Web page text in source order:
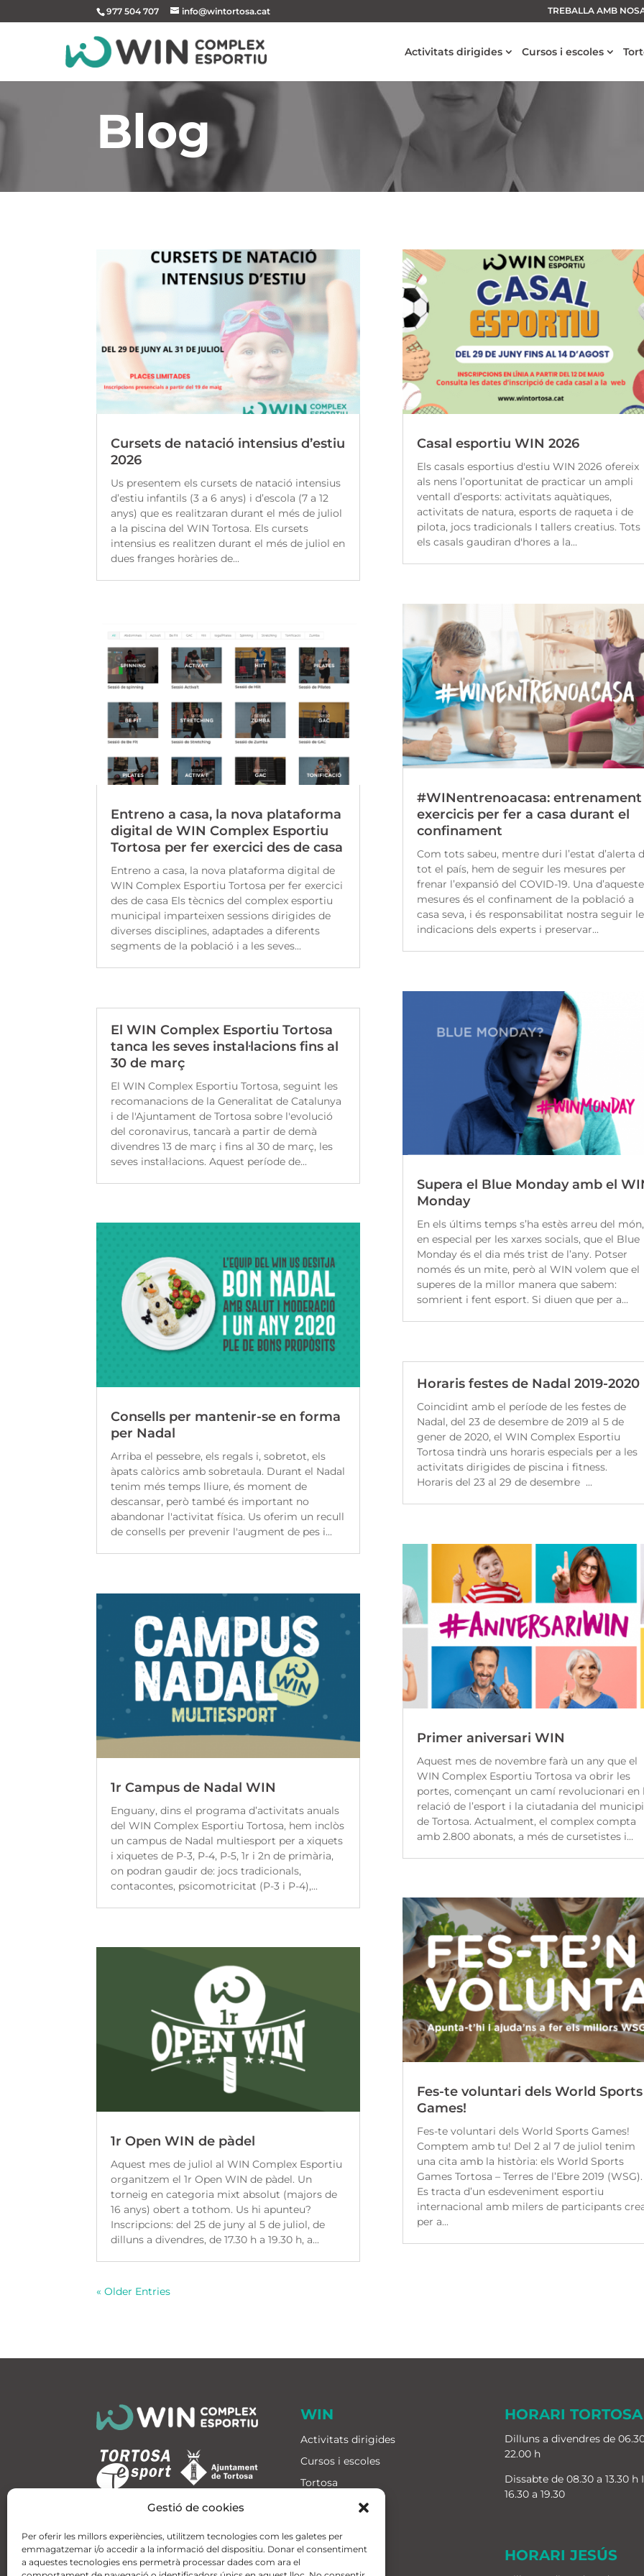
Gestió de cookies
Per oferir les millors experiències, utilitzem tecnologies com les galetes per
emmagatzemar i/o accedir a la informació del dispositiu. Donar el consentiment
a aquestes tecnologies ens permetrà processar dades com ara el
977 504 707 info@wintortosa.cat TREBALLA AMB
Activitats dirigides Cursos i escoles
Blog
Cursets de natació intensius d’estiu
2026
Us presentem els cursets de natació intensius
d’estiu infantils (3 a 6 anys) i d’escola (7 a 12
anys) que es realitzaran durant el més de juliol
a la piscina del WIN Tortosa. Els cursets
intensius es realitzen durant el més de juliol en
dues franges horàries de...
Entreno a casa, la nova plataforma
digital de WIN Complex Esportiu
Tortosa per fer exercici des de casa
Entreno a casa, la nova plataforma digital de
WIN Complex Esportiu Tortosa per fer exercici
des de casa Els tècnics del complex esportiu
municipal imparteixen sessions dirigides de
diverses disciplines, adaptades a diferents
segments de la població i a les seves...
El WIN Complex Esportiu Tortosa
tanca les seves instal·lacions fins al
30 de març
El WIN Complex Esportiu Tortosa, seguint les
recomanacions de la Generalitat de Catalunya
i de l'Ajuntament de Tortosa sobre l'evolució
del coronavirus, tancarà a partir de demà
divendres 13 de març i fins al 30 de març, les
seves instal·lacions. Aquest període de...
Consells per mantenir-se en forma
per Nadal
Arriba el pessebre, els regals i, sobretot, els
àpats calòrics amb sobretaula. Durant el Nadal
tenim més temps lliure, és moment de
descansar, però també és important no
abandonar l'activitat física. Us oferim un recull
de consells per prevenir l'augment de pes i...
1r Campus de Nadal WIN
Enguany, dins el programa d’activitats anuals
del WIN Complex Esportiu Tortosa, hem inclòs
un campus de Nadal multiesport per a xiquets
i xiquetes de P-3, P-4, P-5, 1r i 2n de primària,
on podran gaudir de: jocs tradicionals,
contacontes, psicomotricitat (P-3 i P-4),...
1r Open WIN de pàdel
Aquest mes de juliol al WIN Complex Esportiu
organitzem el 1r Open WIN de pàdel. Un
torneig en categoria mixt absolut (majors de
16 anys) obert a tothom. Us hi apunteu?
Inscripcions: del 25 de juny al 5 de juliol, de
dilluns a divendres, de 17.30 h a 19.30 h, a...
Casal esportiu WIN 2026
Els casals esportius d'estiu WIN 2026 ofereix
als nens l’oportunitat de practicar un ampli
ventall d’esports: activitats aquàtiques,
activitats de natura, esports de raqueta i de
pilota, jocs tradicionals I tallers creatius. Tots
els casals gaudiran d'hores a la...
#WINentrenoacasa: entrenament
exercicis per fer a casa durant el
confinament
Com tots sabeu, mentre duri l’estat d’alerta
tot el país, hem de seguir les mesures per
frenar l’expansió del COVID-19. Una
mesures és el confinament de la població a
casa seva, i és responsabilitat nostra seguir
indicacions dels experts i preservar...
Supera el Blue Monday amb el
Monday
En els últims temps s’ha estès arreu del
en especial per les xarxes socials, que el Blue
Monday és el dia més trist de l’any. Potser
només és un mite, però al WIN volem que el
superes de la millor manera que sabem:
somrient i fent esport. Si diuen que per a...
Horaris festes de Nadal 2019-2020
Coincidint amb el període de les festes de
Nadal, del 23 de desembre de 2019 al 5 de
gener de 2020, el WIN Complex Esportiu
Tortosa tindrà uns horaris especials per a les
activitats dirigides de piscina i fitness.
Horaris del 23 al 29 de desembre ...
Primer aniversari WIN
Aquest mes de novembre farà un any que el
WIN Complex Esportiu Tortosa va obrir les
portes, començant un camí revolucionari en
relació de l’esport i la ciutadania del municipi
de Tortosa. Actualment, el complex compta
amb 2.800 abonats, a més de cursetistes i...
Fes-te voluntari dels World Sports
Games!
Fes-te voluntari dels World Sports Games!
Comptem amb tu! Del 2 al 7 de juliol tenim
una cita amb la història: els World Sports
Games Tortosa – Terres de l’Ebre 2019 (WSG).
Es tracta d’un esdeveniment esportiu
internacional amb milers de participants
per a...
« Older Entries
WIN
Activitats dirigides
Cursos i escoles
Tortosa
Equip humà
Blog
HORARI TORTOSA
Dilluns a divendres de
22.00 h
Dissabte de 08.30 a 13.30 h
16.30 a 19.30
HORARI JESÚS